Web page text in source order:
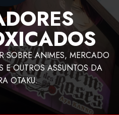
SOBRE ANIMES, MERCADO
OUTROS ASSUNTOS DA
OTAKU.